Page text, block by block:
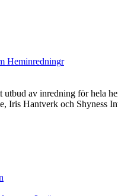
Heminredningr
utbud av inredning för hela
Iris Hantverk och Shyness